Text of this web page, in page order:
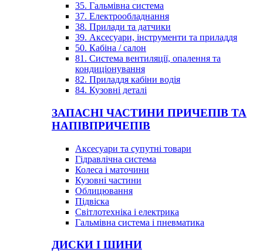
35. Гальмівна система
37. Електрообладнання
38. Прилади та датчики
39. Аксесуари, інструменти та приладдя
50. Кабіна / салон
81. Система вентиляції, опалення та
кондиціонування
82. Приладдя кабіни водія
84. Кузовні деталі
ЗАПАСНІ ЧАСТИНИ ПРИЧЕПІВ ТА
НАПІВПРИЧЕПІВ
Аксесуари та супутні товари
Гідравлічна система
Колеса і маточини
Кузовні частини
Облицювання
Підвіска
Світлотехніка і електрика
Гальмівна система і пневматика
ДИСКИ І ШИНИ